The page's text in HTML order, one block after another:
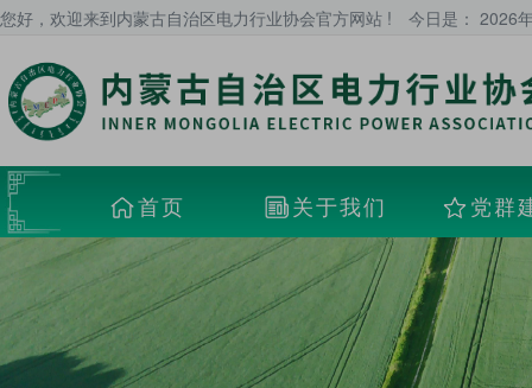
您好，欢迎来到内蒙古自治区电力行业协会官方网站 ! 今日是： 2026
首页 关于我们 党群